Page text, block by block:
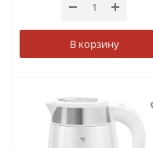
В корзину